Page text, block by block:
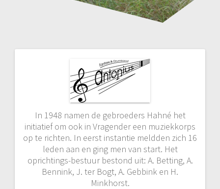
In 1948 namen de gebroeders Hahné het
initiatief om ook in Vragender een muziekkorps
op te richten. In eerst instantie meldden zich 16
leden aan en ging men van start. Het
oprichtings-bestuur bestond uit: A. Betting, A.
Bennink, J. ter Bogt, A. Gebbink en H.
Minkhorst.